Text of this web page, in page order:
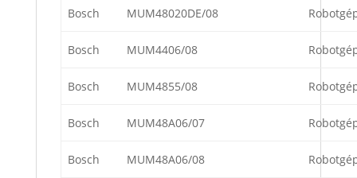
Bosch MUM48020DE/08
Bosch MUM4406/08
Bosch MUM4855/08
Bosch MUM48A06/07
Bosch MUM48A06/08